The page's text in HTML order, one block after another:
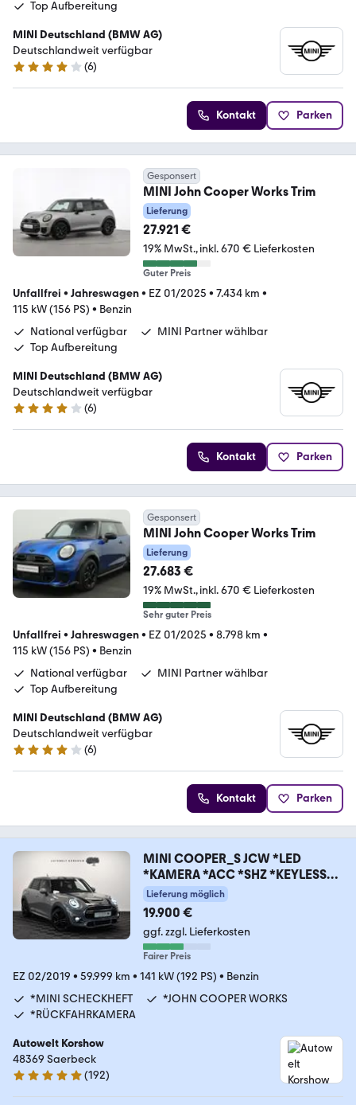
Top Aufbereitung
MINI Deutschland (BMW AG)
Deutschlandweit verfügbar
4 Sterne
(6)
Kontakt Parken
Gesponsert
MINI John Cooper Works Trim
Lieferung
27.921 €
19% MwSt. inkl. 670 € Lieferkosten
Guter Preis
Unfallfrei • Jahreswagen• EZ 01/2025 • 7.434 km •
115 kW (156 PS) • Benzin
National verfügbar
MINI Partner wählbar
Top Aufbereitung
MINI Deutschland (BMW AG)
Deutschlandweit verfügbar
4 Sterne
(6)
Kontakt Parken
Gesponsert
MINI John Cooper Works Trim
Lieferung
27.683 €
19% MwSt. inkl. 670 € Lieferkosten
Sehr guter Preis
Unfallfrei • Jahreswagen• EZ 01/2025 • 8.798 km •
115 kW (156 PS) • Benzin
National verfügbar
MINI Partner wählbar
Top Aufbereitung
MINI Deutschland (BMW AG)
Deutschlandweit verfügbar
4 Sterne
(6)
Kontakt Parken
MINI COOPER_S JCW *LED
*KAMERA *ACC *SHZ *KEYLESS
*KA
Lieferung möglich
19.900 €
ggf. zzgl. Lieferkosten
Fairer Preis
EZ 02/2019 • 59.999 km • 141 kW (192 PS) • Benzin
*MINI SCHECKHEFT
*JOHN COOPER WORKS
*RÜCKFAHRKAMERA
Autowelt Korshow
48369 Saerbeck
4.9 Sterne
(192)